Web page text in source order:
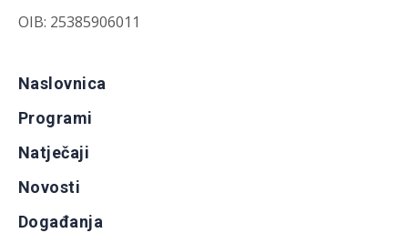
OIB: 25385906011
Naslovnica
Programi
Natječaji
Novosti
Događanja